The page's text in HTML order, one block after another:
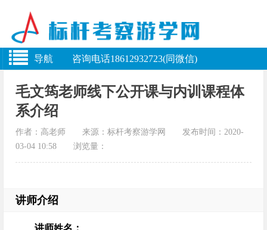
导航 咨询电话18612932723(同微信)
毛文筠老师线下公开课与内训课程体
系介绍
作者：高老师 来源：标杆考察游学网 发布时间：2020-
03-04 10:58 浏览量：
讲师介绍